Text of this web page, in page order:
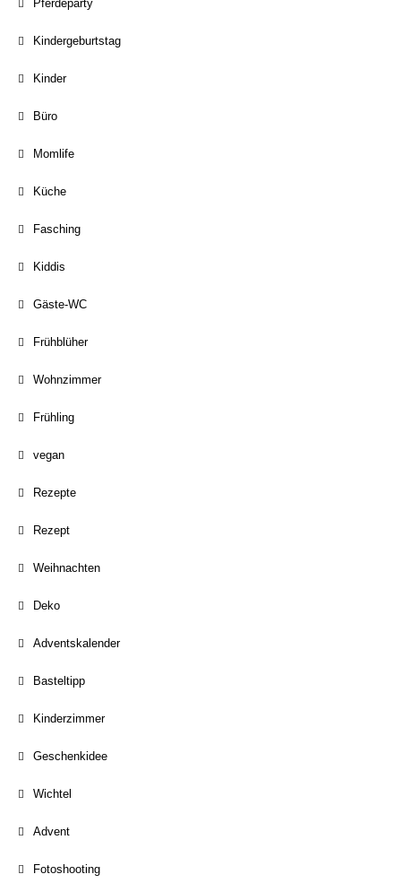
Pferdeparty
Kindergeburtstag
Kinder
Büro
Momlife
Küche
Fasching
Kiddis
Gäste-WC
Frühblüher
Wohnzimmer
Frühling
vegan
Rezepte
Rezept
Weihnachten
Deko
Adventskalender
Basteltipp
Kinderzimmer
Geschenkidee
Wichtel
Advent
Fotoshooting